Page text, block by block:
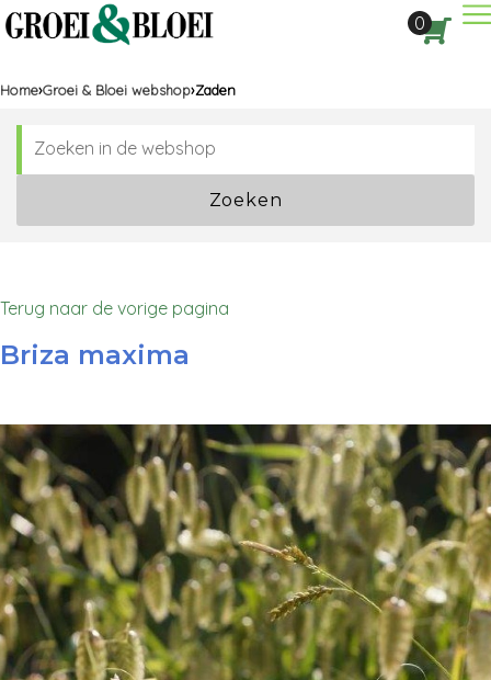
0
Home Groei & Bloei webshop Zaden
Zoeken
Terug naar de vorige pagina
Briza maxima